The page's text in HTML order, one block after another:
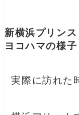
新横浜プリン
ヨコハマの様子
実際に訪れた